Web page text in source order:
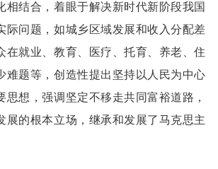
相结合，着眼于解决新时代新阶段我国
际问题，如城乡区域发展和收入分配差
在就业、教育、医疗、托育、养老、住
难题等，创造性提出坚持以人民为中心
思想，强调坚定不移走共同富裕道路，
展的根本立场，继承和发展了马克思主